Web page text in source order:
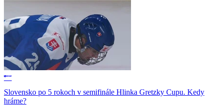
Slovensko po 5 rokoch v semifinále Hlinka Gretzky Cupu. Kedy
hráme?